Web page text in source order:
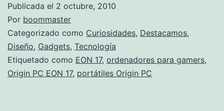
Publicada el 2 octubre, 2010
Por boommaster
Categorizado como Curiosidades, Destacamos,
Diseño, Gadgets, Tecnología
Etiquetado como EON 17, ordenadores para gamers,
Origin PC EON 17, portátiles Origin PC